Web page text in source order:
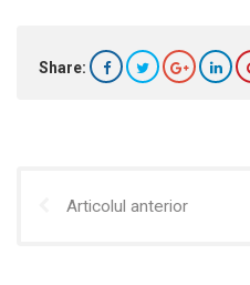
Share:
Articolul anterior